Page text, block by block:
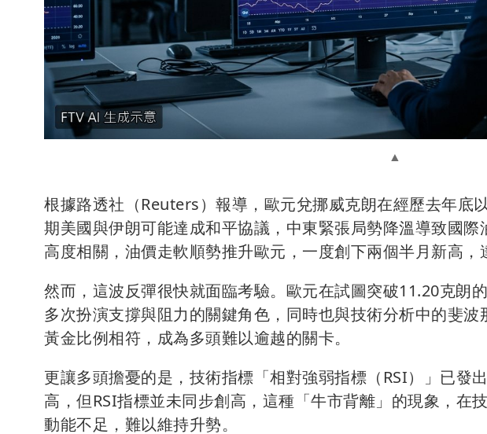
根據路透社（Reuters）報導，歐元兌挪威克朗在經歷去年底
期美國與伊朗可能達成和平協議，中東緊張局勢降溫導致國
高度相關，油價走軟順勢推升歐元，一度創下兩個半月新高，
然而，這波反彈很快就面臨考驗。歐元在試圖突破11.20克朗
多次扮演支撐與阻力的關鍵角色，同時也與技術分析中的斐
黃金比例相符，成為多頭難以逾越的關卡。
更讓多頭擔憂的是，技術指標「相對強弱指標（RSI）」已發
高，但RSI指標並未同步創高，這種「牛市背離」的現象，在
動能不足，難以維持升勢。